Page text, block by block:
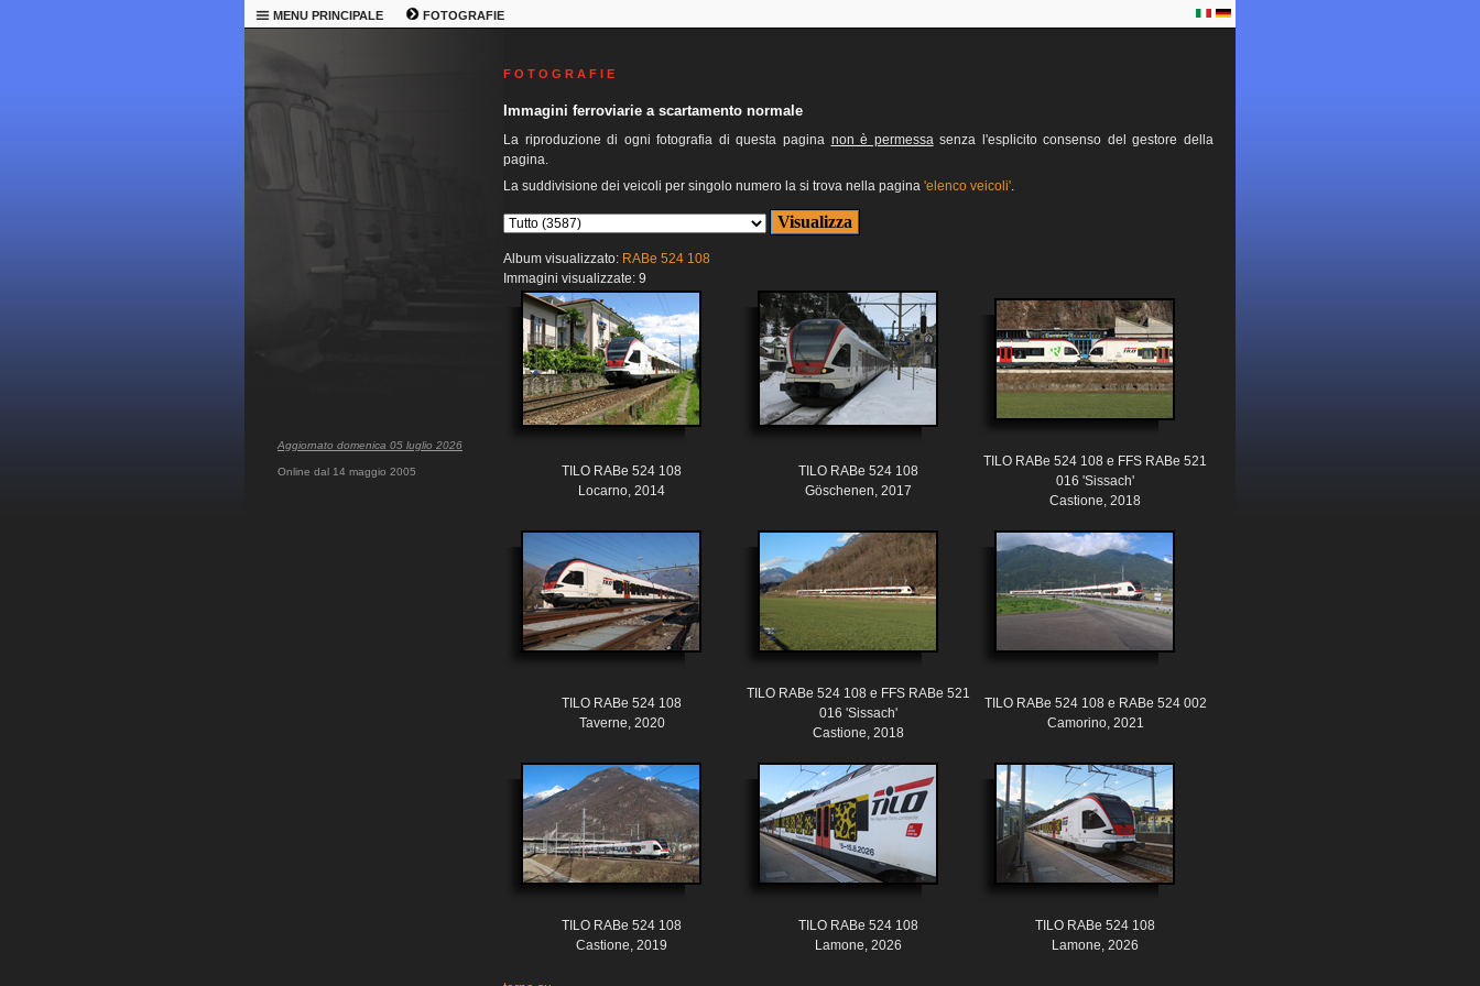
MENU PRINCIPALE FOTOGRAFIE
Aggiornato domenica 05 luglio 2026
Online dal 14 maggio 2005
F O T O G R A F I E
Immagini ferroviarie a scartamento normale
La riproduzione di ogni fotografia di questa pagina non è permessasenza l'esplicito consenso del gestore della
pagina.
La suddivisione dei veicoli per singolo numero la si trova nella pagina 'elenco veicoli'.
Album visualizzato: RABe 524 108
Immagini visualizzate: 9
TILO RABe 524 108
Locarno, 2014
TILO RABe 524 108
Göschenen, 2017
TILO RABe 524 108 e FFS RABe 521
016 'Sissach'
Castione, 2018
TILO RABe 524 108
Taverne, 2020
TILO RABe 524 108 e FFS RABe 521
016 'Sissach'
Castione, 2018
TILO RABe 524 108 e RABe 524 002
Camorino, 2021
TILO RABe 524 108
Castione, 2019
TILO RABe 524 108
Lamone, 2026
TILO RABe 524 108
Lamone, 2026